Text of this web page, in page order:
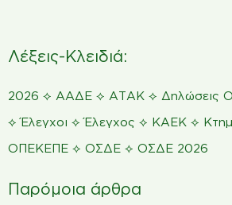
Λέξεις-Κλειδιά:
2026 ⟡ ΑΑΔΕ ⟡ ΑΤΑΚ ⟡ Δηλώσεις
⟡Έλεγχοι ⟡Έλεγχος ⟡ ΚΑΕΚ ⟡
ΟΠΕΚΕΠΕ ⟡ ΟΣΔΕ ⟡ ΟΣΔΕ 2026
Παρόμοια άρθρα